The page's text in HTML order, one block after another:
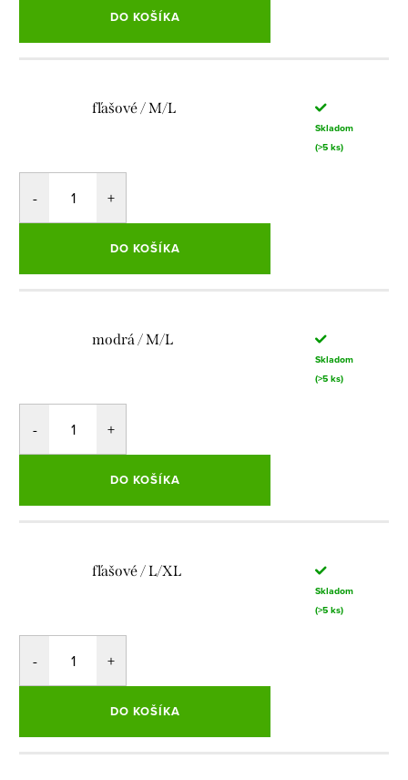
DO KOŠÍKA
fľašové / M/L
Skladom
(>5 ks)
DO KOŠÍKA
modrá / M/L
Skladom
(>5 ks)
DO KOŠÍKA
fľašové / L/XL
Skladom
(>5 ks)
DO KOŠÍKA